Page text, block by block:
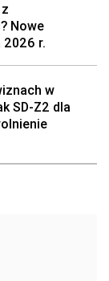
Nowe
2026 r.
w
SD-Z2 dla